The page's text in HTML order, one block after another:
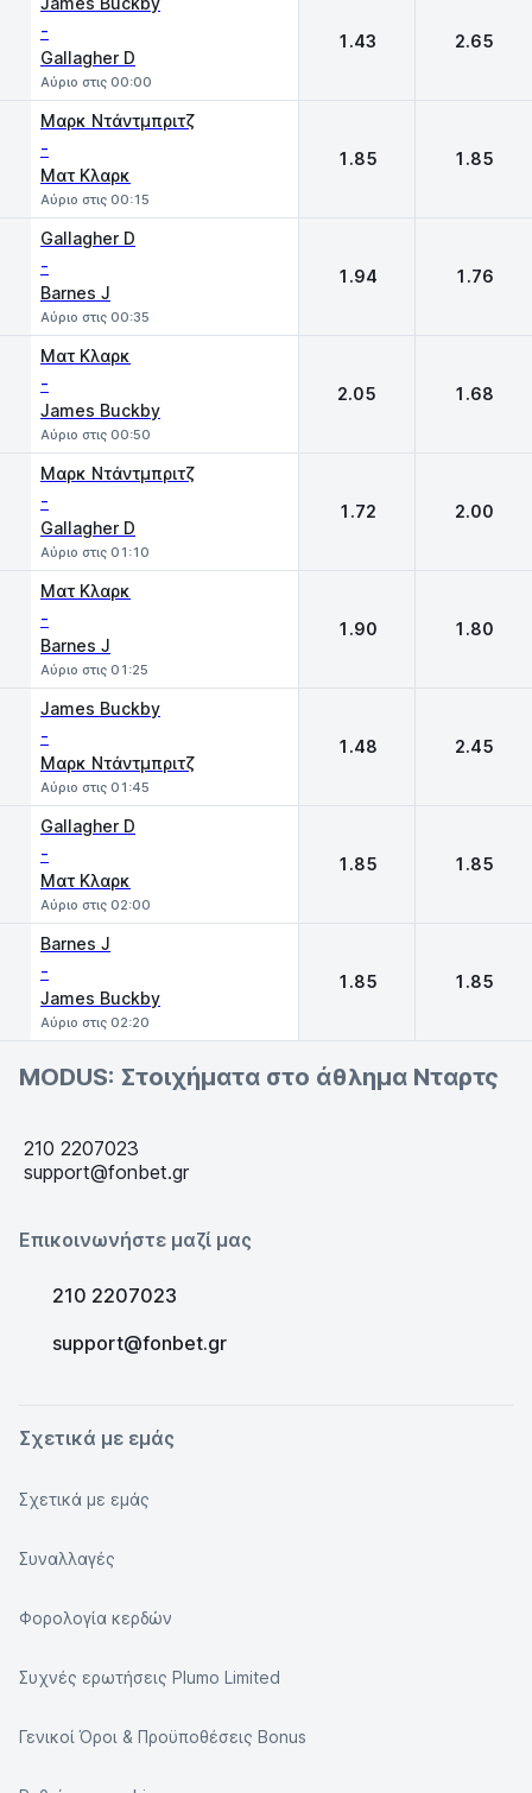
-
Gallagher D
Αύριο στις 00:00
1.43 2.65
Μαρκ Ντάντμπριτζ
-
Ματ Κλαρκ
Αύριο στις 00:15
1.85 1.85
Gallagher D
-
Barnes J
Αύριο στις 00:35
1.94 1.76
Ματ Κλαρκ
-
James Buckby
Αύριο στις 00:50
2.05 1.68
Μαρκ Ντάντμπριτζ
-
Gallagher D
Αύριο στις 01:10
1.72 2.00
Ματ Κλαρκ
-
Barnes J
Αύριο στις 01:25
1.90 1.80
James Buckby
-
Μαρκ Ντάντμπριτζ
Αύριο στις 01:45
1.48 2.45
Gallagher D
-
Ματ Κλαρκ
Αύριο στις 02:00
1.85 1.85
Barnes J
-
James Buckby
Αύριο στις 02:20
1.85 1.85
MODUS: Στοιχήματα στο άθλημα Νταρτς
210 2207023
support@fonbet.gr
Επικοινωνήστε μαζί μας
210 2207023
support@fonbet.gr
Σχετικά με εμάς
Σχετικά με εμάς
Συναλλαγές
Φορολογία κερδών
Συχνές ερωτήσεις Plumo Limited
Γενικοί Όροι & Προϋποθέσεις Bonus